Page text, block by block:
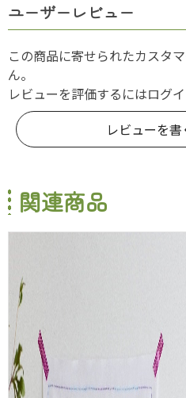
ユーザーレビュー
この商品に寄せられたカスタ
ん。
レビューを評価するにはログ
レビューを書
関連商品